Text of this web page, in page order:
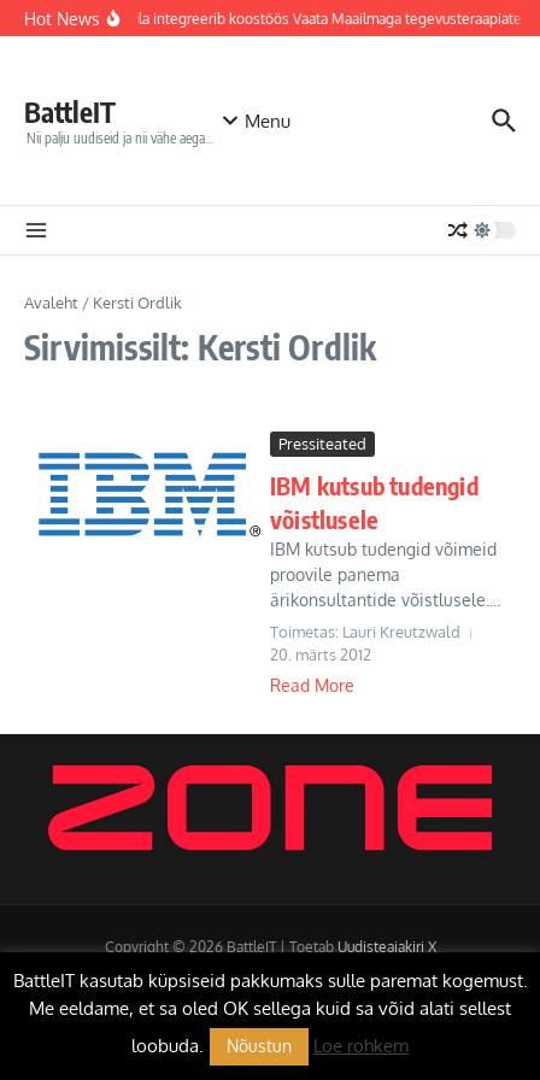
Sisu juurde
Hot NewsJõhvi haigla integreerib koostöös Vaata Maailmaga
BattleIT
Nii palju uudiseid ja nii vähe aega…
Menu
Avaleht / Kersti Ordlik
Sirvimissilt: Kersti Ordlik
Pressiteated
IBM kutsub tudengid
võistlusele
IBM kutsub tudengid võimeid
proovile panema
ärikonsultantide võistlusele....
Toimetas: Lauri Kreutzwald
20. märts 2012
Read More
Copyright © 2026 BattleIT | ToetabUudisteajakiri X
BattleIT kasutab küpsiseid pakkumaks sulle paremat kogemust.
Me eeldame, et sa oled OK sellega kuid sa võid alati sellest
loobuda.
Nõustun Loe rohkem